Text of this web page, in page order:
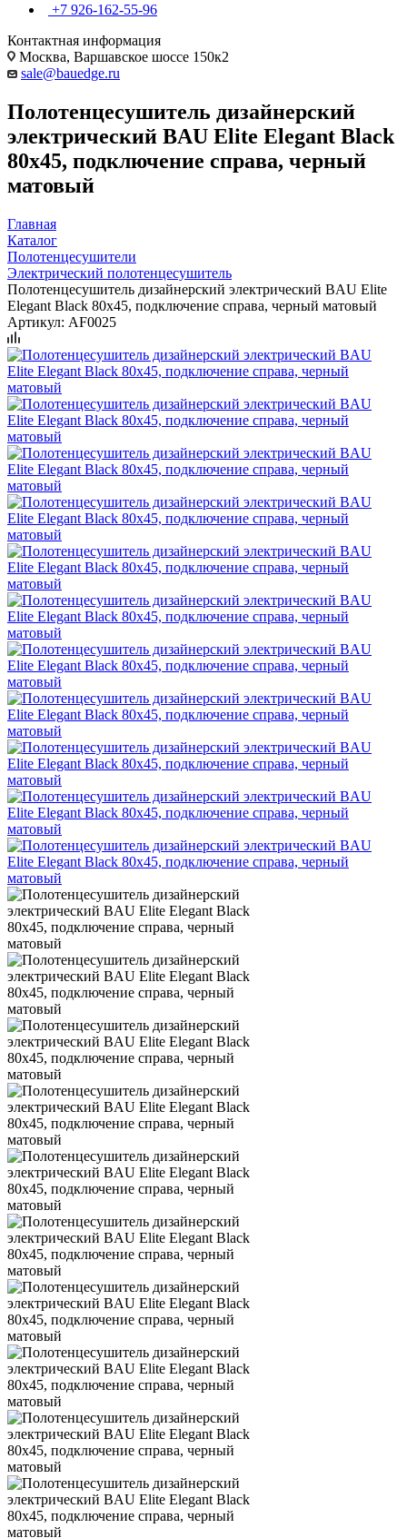
+7 926-162-55-96
Контактная информация
Москва, Варшавское шоссе 150к2
sale@bauedge.ru
Полотенцесушитель дизайнерский
электрический BAU Elite Elegant Black
80х45, подключение справа, черный
матовый
Главная
Каталог
Полотенцесушители
Электрический полотенцесушитель
Полотенцесушитель дизайнерский электрический BAU Elite
Elegant Black 80х45, подключение справа, черный матовый
Артикул: AF0025